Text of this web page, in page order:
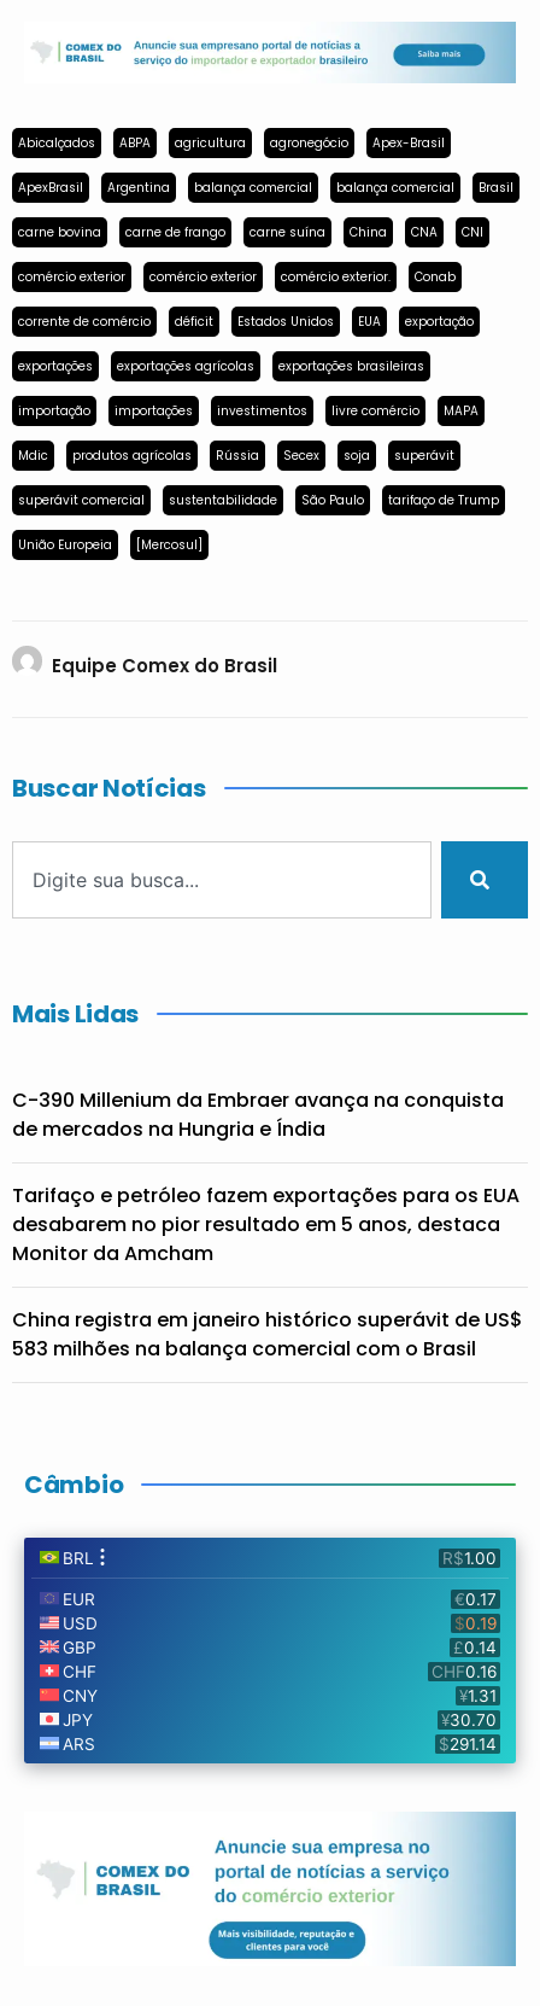
Abicalçados ABPA agricultura agronegócio Apex-Brasil
ApexBrasil Argentina balança comercial balança comercial Brasil
carne bovina carne de frango carne suína China CNA CNI
comércio exterior comércio exterior comércio exterior. Conab
corrente de comércio déficit Estados Unidos EUA exportação
exportações exportações agrícolas exportações brasileiras
importação importações investimentos livre comércio MAPA
Mdic produtos agrícolas Rússia Secex soja superávit
superávit comercial sustentabilidade São Paulo tarifaço de Trump
União Europeia [Mercosul]
Equipe Comex do Brasil
Buscar Notícias
Mais Lidas
C-390 Millenium da Embraer avança na conquista
de mercados na Hungria e Índia
Tarifaço e petróleo fazem exportações para os EUA
desabarem no pior resultado em 5 anos, destaca
Monitor da Amcham
China registra em janeiro histórico superávit de US$
583 milhões na balança comercial com o Brasil
Câmbio